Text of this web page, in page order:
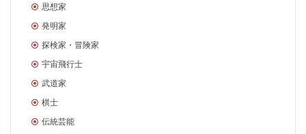
思想家
発明家
探検家・冒険家
宇宙飛行士
武道家
棋士
伝統芸能